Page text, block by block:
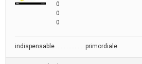
0
0
0
indispensable ……………… primordiale